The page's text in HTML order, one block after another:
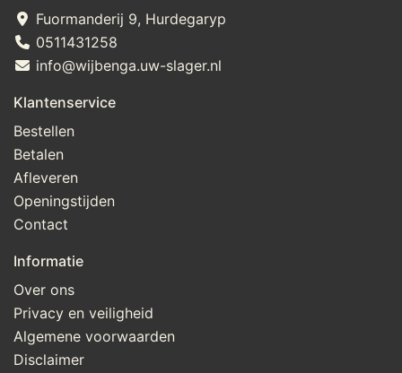
Fuormanderij 9, Hurdegaryp
0511431258
info@wijbenga.uw-slager.nl
Klantenservice
Bestellen
Betalen
Afleveren
Openingstijden
Contact
Informatie
Over ons
Privacy en veiligheid
Algemene voorwaarden
Disclaimer